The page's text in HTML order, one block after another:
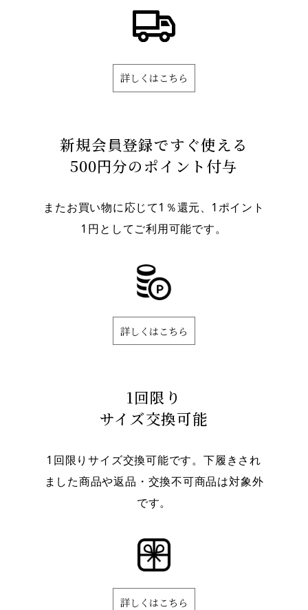
詳しくはこちら
新規会員登録ですぐ使える
500円分のポイント付与
またお買い物に応じて1％還元、1ポイント
1円としてご利用可能です。
詳しくはこちら
1回限り
サイズ交換可能
1回限りサイズ交換可能です。下履きされ
ました商品や返品・交換不可商品は対象外
です。
詳しくはこちら